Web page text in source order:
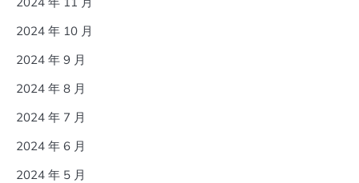
2024 年 10 月
2024 年 9 月
2024 年 8 月
2024 年 7 月
2024 年 6 月
2024 年 5 月